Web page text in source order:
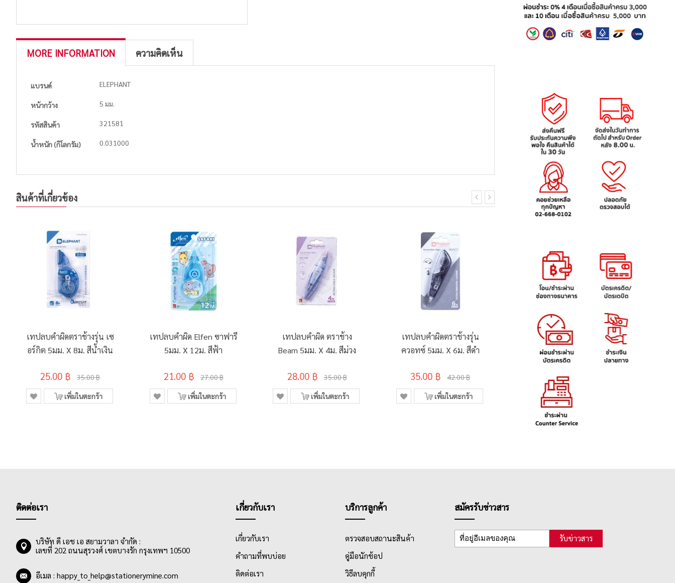
MORE INFORMATION ความคิดเห็น
แบรนด์ ELEPHANT
หน้ากว้าง 5 มม.
รหัสสินค้า 321581
น้ำหนัก (กิโลกรัม) 0.031000
สินค้าที่เกี่ยวข้อง
เทปลบคำผิดตราช้างรุ่น เซ
อร์กิต 5มม. X 8ม. สีน้ำเงิน
25.00 ฿ 35.00 ฿
เพิ่มในตะกร้า
เทปลบคำผิด Elfen ซาฟารี
5มม. X 12ม. สีฟ้า
21.00 ฿ 27.00 ฿
เพิ่มในตะกร้า
เทปลบคำผิด ตราช้าง
Beam 5มม. X 4ม. สีม่วง
28.00 ฿ 35.00 ฿
เพิ่มในตะกร้า
เทปลบคำผิดตราช้างรุ่น
ควอทซ์ 5มม. X 6ม. สีดำ
35.00 ฿ 42.00 ฿
เพิ่มในตะกร้า
เทปลบคำผิด ตราช้างรุ่น วิ
สเปอร์ 5มม. X 12ม. คละสี
40.00 ฿
เพิ่มในตะกร้า
ติดต่อเรา
บริษัท ดี เอช เอ สยามวาลา จำกัด :
เลขที่ 202 ถนนสุรวงศ์ เขตบางรัก กรุงเทพฯ 10500
อีเมล : happy_to_help@stationerymine.com
เกี่ยวกับเรา
เกี่ยวกับเรา
คำถามที่พบบ่อย
ติดต่อเรา
บริการลูกค้า
ตรวจสอบสถานะสินค้า
คู่มือนักช้อป
วิธีลบคุกกี้
สมัครรับข่าวสาร
รับข่าวสาร